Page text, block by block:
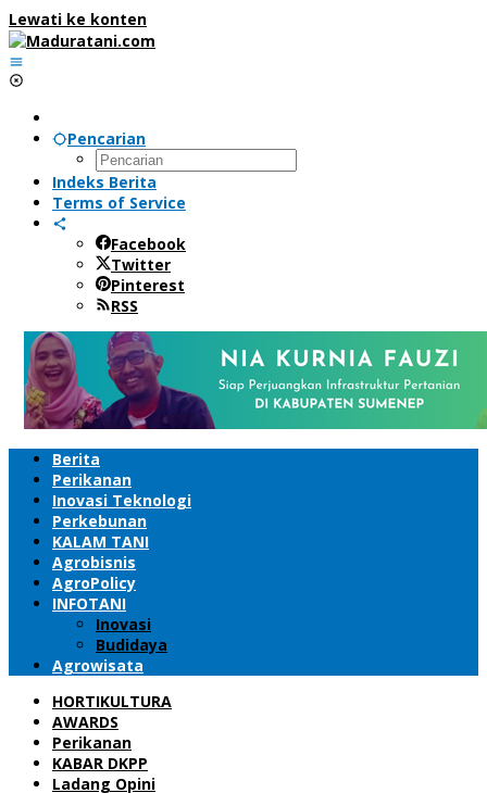
Lewati ke konten
Pencarian
Indeks Berita
Terms of Service
Facebook
Twitter
Pinterest
RSS
Berita
Perikanan
Inovasi Teknologi
Perkebunan
KALAM TANI
Agrobisnis
AgroPolicy
INFOTANI
Inovasi
Budidaya
Agrowisata
HORTIKULTURA
AWARDS
Perikanan
KABAR DKPP
Ladang Opini